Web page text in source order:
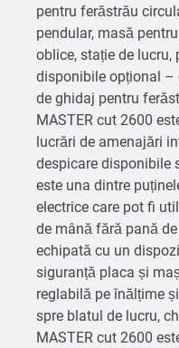
pentru ferăstrău
pendular, masă
oblice, stație de
disponibile opțional –
de ghidaj pentru
MASTER cut 2600
lucrări de amenajări
despicare disponibile
este una dintre
electrice care pot fi
de mână fără pană
echipată cu un
siguranță placa și
reglabilă pe înălțime
spre blatul de lucru,
MASTER cut 2600